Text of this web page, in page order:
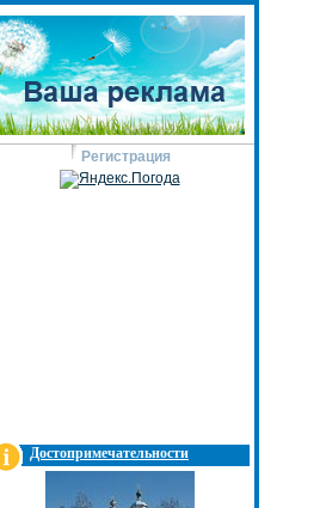
Регистрация
Достопримечательности